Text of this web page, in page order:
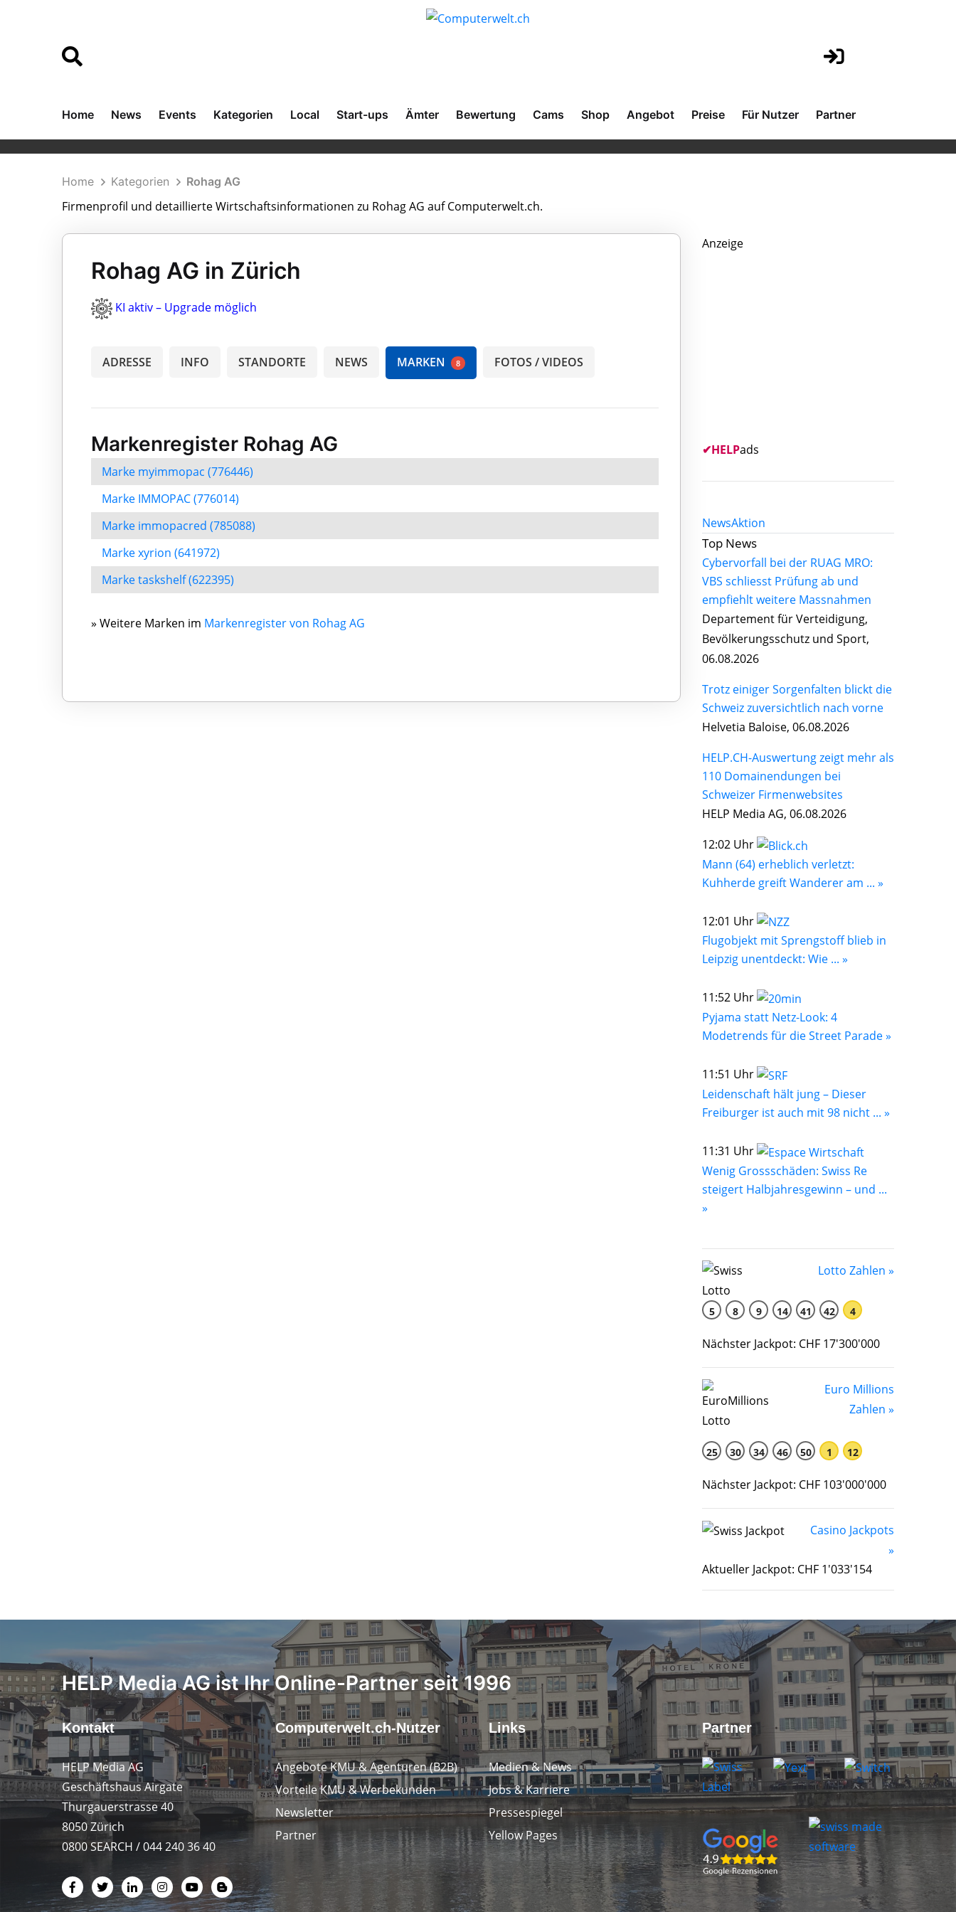
Home News Events Kategorien Local Start-ups Ämter Bewertung Cams Shop Angebot Preise Für Nutzer Partner
Home Kategorien Rohag AG
Firmenprofil und detaillierte Wirtschaftsinformationen zu Rohag AG auf Computerwelt.ch.
Rohag AG in Zürich
KI aktiv – Upgrade möglich
ADRESSE INFO STANDORTE NEWS MARKEN 8 FOTOS / VIDEOS
Markenregister Rohag AG
Marke myimmopac (776446)
Marke IMMOPAC (776014)
Marke immopacred (785088)
Marke xyrion (641972)
Marke taskshelf (622395)
» Weitere Marken im Markenregister von Rohag AG
Anzeige
✔HELPads
NewsAktion
Top News
Cybervorfall bei der RUAG MRO:
VBS schliesst Prüfung ab und
empfiehlt weitere Massnahmen
Departement für Verteidigung,
Bevölkerungsschutz und Sport,
06.08.2026
Trotz einiger Sorgenfalten blickt die
Schweiz zuversichtlich nach vorne
Helvetia Baloise, 06.08.2026
HELP.CH-Auswertung zeigt mehr als
110 Domainendungen bei
Schweizer Firmenwebsites
HELP Media AG, 06.08.2026
12:02 Uhr
Mann (64) erheblich verletzt:
Kuhherde greift Wanderer am ... »
12:01 Uhr
Flugobjekt mit Sprengstoff blieb in
Leipzig unentdeckt: Wie ... »
11:52 Uhr
Pyjama statt Netz-Look: 4
Modetrends für die Street Parade »
11:51 Uhr
Leidenschaft hält jung – Dieser
Freiburger ist auch mit 98 nicht ... »
11:31 Uhr
Wenig Grossschäden: Swiss Re
steigert Halbjahresgewinn – und ...
»
Lotto Zahlen »
5 8 9 14 41 42 4
Nächster Jackpot: CHF 17'300'000
Euro Millions
Zahlen »
25 30 34 46 50 1 12
Nächster Jackpot: CHF 103'000'000
Casino Jackpots
»
Aktueller Jackpot: CHF 1'033'154
HELP Media AG ist Ihr Online-Partner seit 1996
Kontakt
HELP Media AG
Geschäftshaus Airgate
Thurgauerstrasse 40
8050 Zürich
0800 SEARCH / 044 240 36 40
Computerwelt.ch-Nutzer
Angebote KMU & Agenturen (B2B)
Vorteile KMU & Werbekunden
Newsletter
Partner
Links
Medien & News
Jobs & Karriere
Pressespiegel
Yellow Pages
Partner